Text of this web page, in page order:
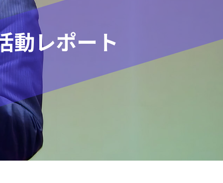
動レポート